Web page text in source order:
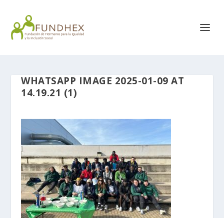
WHATSAPP IMAGE 2025-01-09 AT
14.19.21 (1)